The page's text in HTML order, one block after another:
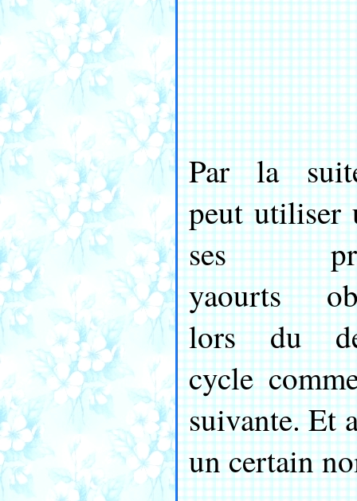
Par la
peut utiliser
ses
yaourts
lors du
cycle
suivante. Et
un certain